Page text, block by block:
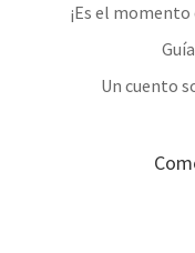
¡Es el
Un cuento